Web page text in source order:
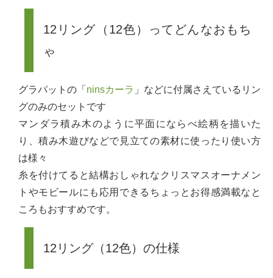
12リング（12色）ってどんなおもち
ゃ
グラパットの「 ninsカーラ 」などに付属さえているリン
グのみのセットです
マンダラ積み木のように平面にならべ絵柄を描いた
り、積み木遊びなどで見立ての素材に使ったり使い方
は様々
糸を付けてると結構おしゃれなクリスマスオーナメン
トやモビールにも応用できるちょっとお得感満載なと
ころもおすすめです。
12リング（12色）の仕様